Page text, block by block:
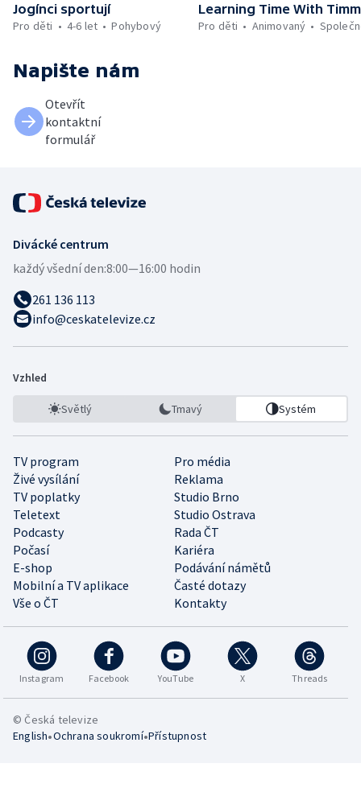
Jogínci sportují
Pro děti
4-6 let Pohybový
Learning Time With
Pro děti
Animovaný
Napište nám
Otevřít
kontaktní
formulář
Divácké centrum
každý všední den:8:00—16:00 hodin
261 136 113
info@ceskatelevize.cz
Vzhled
Světlý Tmavý Systém
TV program
Pro média
Živé vysílání
Reklama
TV poplatky
Studio Brno
Teletext
Studio Ostrava
Podcasty
Rada ČT
Počasí
Kariéra
E-shop
Podávání námětů
Mobilní a TV aplikace
Časté dotazy
Vše o ČT
Kontakty
Instagram Facebook YouTube X Threads
© Česká televize
English•Ochrana soukromí•Přístupnost